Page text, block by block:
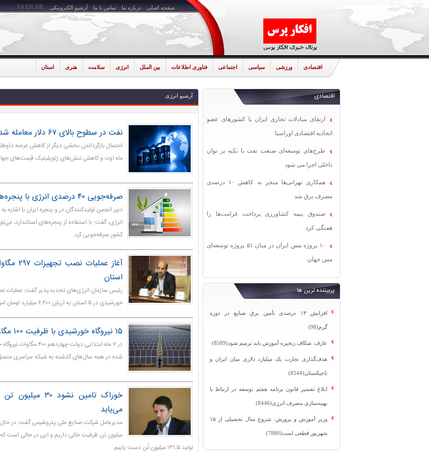
صفحه اصلی درباره ما تماس با ما آرشیو الکترونیکی FA EN AR
اقتصادی ورزشی سیاسی اجتماعی فناوری اطلاعات بین الملل انرژی سلامت هنری استان
اقتصادی
ارتقای مبادلات تجاری ایران با کشورهای عضو
اتحادیه اقتصادی اوراسیا
طرح‌های توسعه‌ای صنعت نفت با تکیه بر توان
داخلی اجرا می شود
همکاری تهرانی‌ها منجر به کاهش ۱۰ درصدی
مصرف برق شد
صندوق بیمه کشاورزی پرداخت غرامت‌ها را
هفتگی کرد
۱۰ پروژه مس ایران در میان ۵۱ پروژه توسعه‌ای
مس جهان
پربیننده ترین ها
افزایش ۱۳ درصدی تأمین برق صنایع در دوره
گرم(98)
عارف: شکاف زنجیره آموزش باید ترمیم شود(8589)
هدف‌گذاری تجارت یک میلیارد دلاری میان ایران و
تاجیکستان(8544)
ابلاغ تفسیر قانون برنامه هفتم توسعه در ارتباط با
بهینه‌سازی مصرف انرژی(8446)
وزیر آموزش و پرورش: شروع سال تحصیلی از ۱۵
شهریور قطعی است(7880)
آرشیو انرژی
نفت در سطوح بالای ۶۷ دلار معامله شد
احتمال بازگرداندن بخشی دیگر از کاهش عرضه
ماه اوت و کاهش تنش‌های ژئوپلیتیک قیمت‌های
صرفه‌جویی ۴۰ درصدی انرژی با پنجره‌های استاندارد
دبیر انجمن تولیدکنندگان در و پنجره ایران با
کشور صرفه‌جویی کرد.
استان
خورشیدی در ۵ استان به ارزش ۶.۴۰۰ میلیارد تومان امروز آغاز می‌شود.
۱۵ نیروگاه خورشیدی با ظرفیت ۱۰۰ مگاوات آماده بهره‌برداری است
در ۷ ماه ابتدایی دولت
شده در همه سال‌های گذشته به شبکه سراسری
خوراک تامین
می‌یابد
میلیون تن ظرفیت خالی داریم و این در حالی است که
تولید ۱۳۱.۵ میلیون تُن دست یابیم.